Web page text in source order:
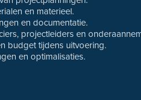
en materieel.
en documentatie.
projectleiders en
budget tijdens uitvoering.
en optimalisaties.